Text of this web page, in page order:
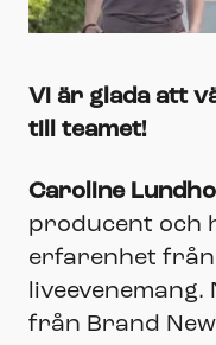
Vi är glada att
till teamet!
Caroline
producent och
erfarenhet
från Brand